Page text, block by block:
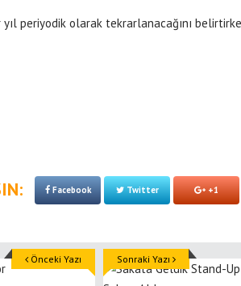
periyodik olarak tekrarlanacağını
Facebook Twitter +1
Önceki Yazı Sonraki Yazı